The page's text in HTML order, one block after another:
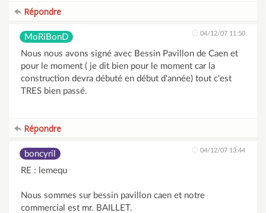
Répondre
MoRiBonD 04/12/07 11:50
Nous nous avons signé avec Bessin Pavillon de Caen et
pour le moment ( je dit bien pour le moment car la
construction devra débuté en début d'année) tout c'est
TRES bien passé.
Répondre
boncyril 04/12/07 13:44
RE : lemequ
Nous sommes sur bessin pavillon caen et notre
commercial est mr. BAILLET.